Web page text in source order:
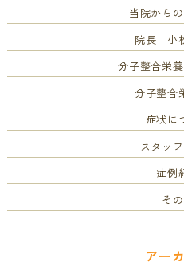
当院から
院長 小
分子整合栄
分子整合
症状に
スタッ
症例
そ
アー